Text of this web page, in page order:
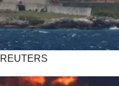
REUTERS